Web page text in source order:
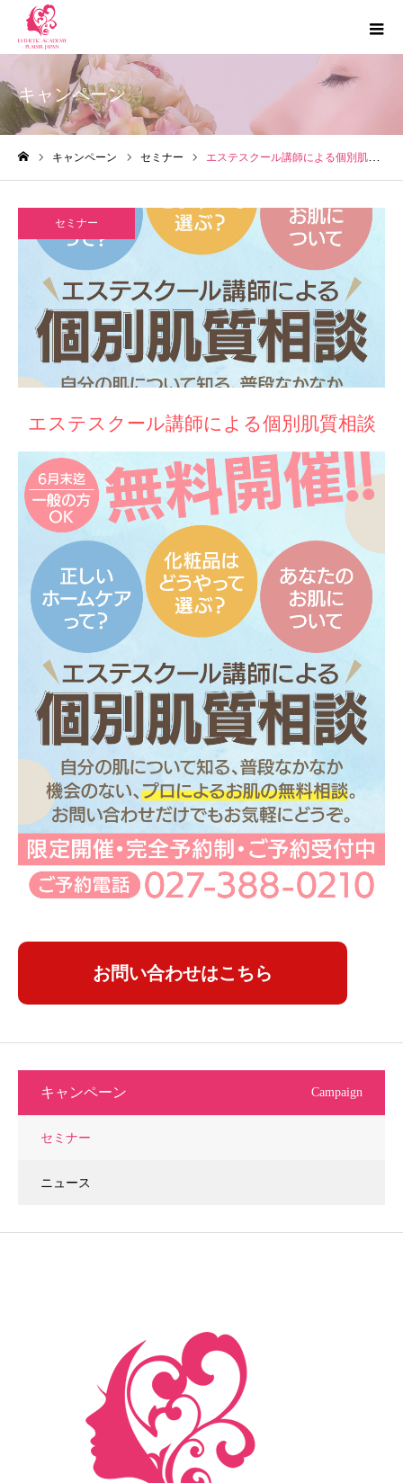
キャンペーン
キャンペーン セミナー エステスクール講師による個別肌質相談
セミナー
エステスクール講師による個別肌質相談
お問い合わせはこちら
キャンペーン Campaign
セミナー
ニュース